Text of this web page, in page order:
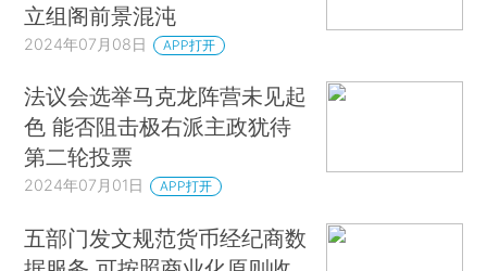
立组阁前景混沌
2024年07月08日 APP打开
法议会选举马克龙阵营未见起
色 能否阻击极右派主政犹待
第二轮投票
2024年07月01日 APP打开
五部门发文规范货币经纪商数